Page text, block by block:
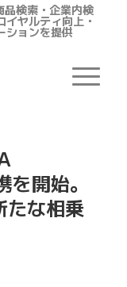
検索・企業内検
ヤルティ向上・
ションを提供
開始。
たな相乗